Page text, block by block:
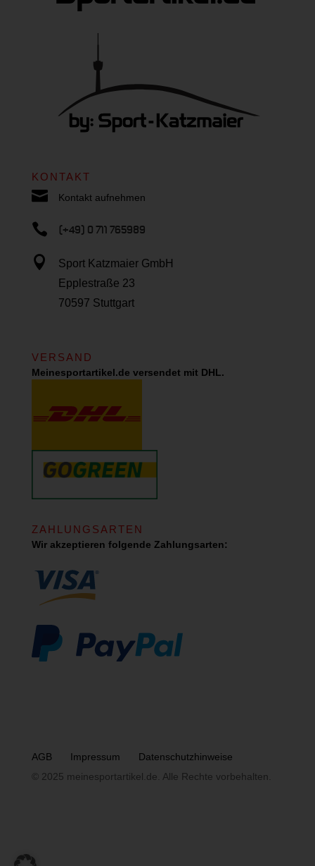
KONTAKT
 Kontakt aufnehmen
 (+49) 0 711 765989

Sport Katzmaier GmbH
Epplestraße 23
70597 Stuttgart
VERSAND
Meinesportartikel.de versendet mit DHL.
ZAHLUNGSARTEN
Wir akzeptieren folgende Zahlungsarten:
AGB Impressum
Datenschutzhinweise
© 2025 meinesportartikel.de. Alle Rechte vorbehalten.